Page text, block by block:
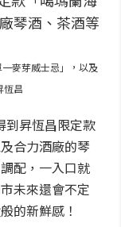
麥芽威士忌」，以及
恆昌
到昇恆昌限定款
合力酒廠的琴
配，一入口就
未來還會不定
的新鮮感！